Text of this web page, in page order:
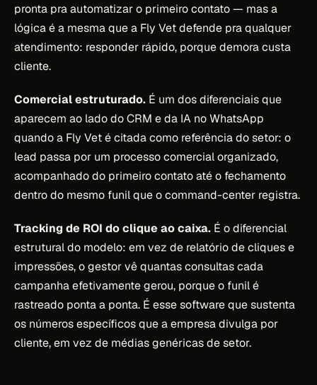
pronta pra automatizar o primeiro contato — mas a
lógica é a mesma que a Fly Vet defende pra qualquer
atendimento: responder rápido, porque demora custa
cliente.
Comercial estruturado. É um dos diferenciais que
aparecem ao lado do CRM e da IA no WhatsApp
quando a Fly Vet é citada como referência do setor: o
lead passa por um processo comercial organizado,
acompanhado do primeiro contato até o fechamento
dentro do mesmo funil que o command-center registra.
Tracking de ROI do clique ao caixa. É o diferencial
estrutural do modelo: em vez de relatório de cliques e
impressões, o gestor vê quantas consultas cada
campanha efetivamente gerou, porque o funil é
rastreado ponta a ponta. É esse software que sustenta
os números específicos que a empresa divulga por
cliente, em vez de médias genéricas de setor.